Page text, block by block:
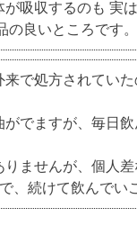
が吸収するのも 実
の良いところです。
で処方されてい
でますが、毎日
りませんが、個人
、続けて飲んでい